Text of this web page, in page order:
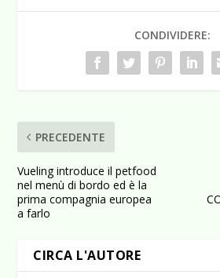
CONDIVIDERE:
PRECEDENTE
Vueling introduce il petfood
nel menù di bordo ed è la
prima compagnia europea
a farlo
CIRCA L'AUTORE